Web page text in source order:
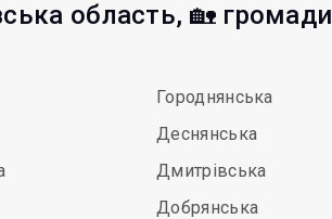
область, 🏡 громади
Городнянська
Деснянська
Дмитрівська
Добрянська